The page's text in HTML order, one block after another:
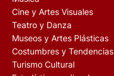
Cine y Artes Visuales
Teatro y Danza
Museos y Artes Plásticas
Costumbres y Tendencias
Turismo Cultural